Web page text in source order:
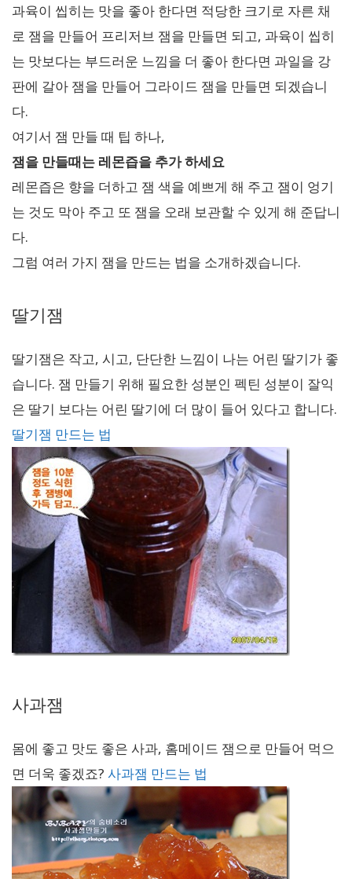
과육이 씹히는 맛을 좋아 한다면 적당한 크기로 자른 채
로 잼을 만들어 프리저브 잼을 만들면 되고, 과육이 씹히
는 맛보다는 부드러운 느낌을 더 좋아 한다면 과일을 강
판에 갈아 잼을 만들어 그라이드 잼을 만들면 되겠습니
다.
여기서 잼 만들 때 팁 하나,
잼을 만들때는 레몬즙을 추가 하세요
레몬즙은 향을 더하고 잼 색을 예쁘게 해 주고 잼이 엉기
는 것도 막아 주고 또 잼을 오래 보관할 수 있게 해 준답니
다.
그럼 여러 가지 잼을 만드는 법을 소개하겠습니다.
딸기잼
딸기잼은 작고, 시고, 단단한 느낌이 나는 어린 딸기가 좋
습니다. 잼 만들기 위해 필요한 성분인 펙틴 성분이 잘익
은 딸기 보다는 어린 딸기에 더 많이 들어 있다고 합니다.
딸기잼 만드는 법
사과잼
몸에 좋고 맛도 좋은 사과, 홈메이드 잼으로 만들어 먹으
면 더욱 좋겠죠? 사과잼 만드는 법